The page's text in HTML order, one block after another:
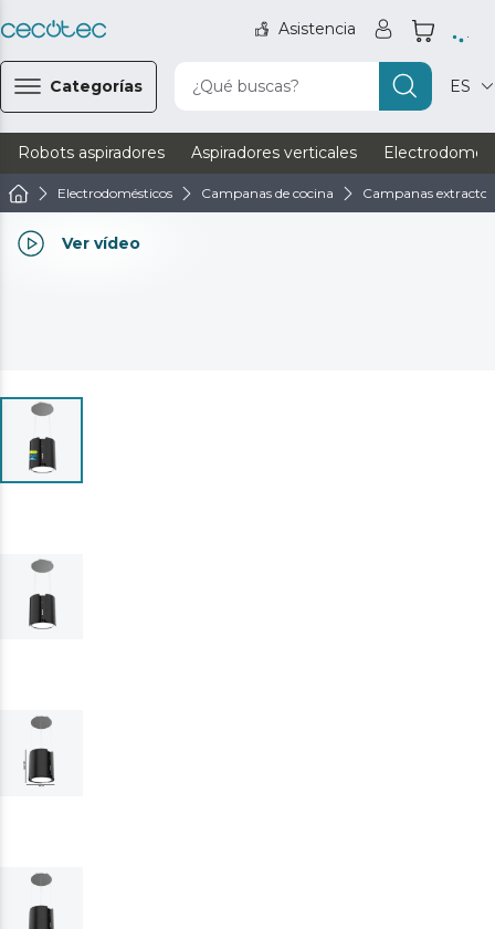
Asistencia
Categorías ¿Qué buscas? ES
Robots aspiradores Aspiradores verticales
Electrodomésticos Campanas de cocina Campanas
Ver vídeo